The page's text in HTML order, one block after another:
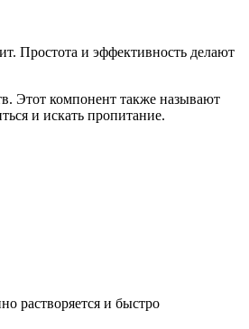
Простота и эффективность делают
Этот компонент также называют
и искать пропитание.
растворяется и быстро